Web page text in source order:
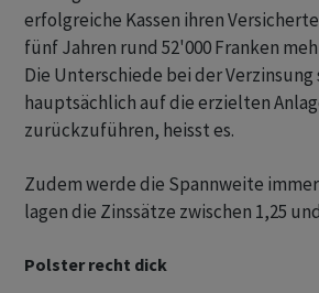
erfolgreiche Kassen ihren
fünf Jahren rund 52'000 Franken
Die Unterschiede bei der Verzinsung
hauptsächlich auf die erzielten
zurückzuführen, heisst es.
Zudem werde die Spannweite immer
lagen die Zinssätze zwischen 1,25
Polster recht dick